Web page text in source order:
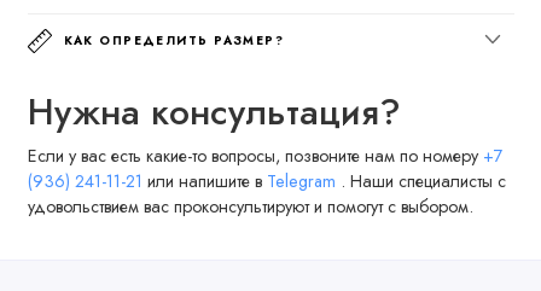
КАК ОПРЕДЕЛИТЬ РАЗМЕР?
Нужна консультация?
Если у вас есть какие-то вопросы, позвоните нам по номеру +7
(936) 241-11-21 или напишите в Telegram . Наши специалисты с
удовольствием вас проконсультируют и помогут с выбором.